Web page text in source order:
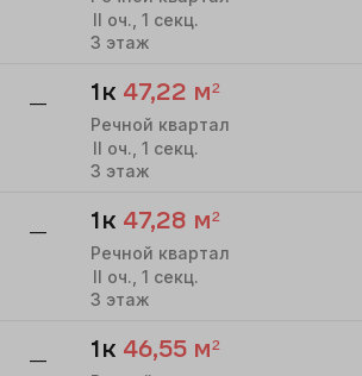
II оч., 1 секц.
3 этаж
— 1к 47,22 м²
Речной квартал
II оч., 1 секц.
3 этаж
— 1к 47,28 м²
Речной квартал
II оч., 1 секц.
3 этаж
— 1к 46,55 м²